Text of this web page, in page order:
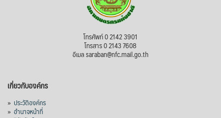
โทรศัพท์ 0 2142 3901
โทรสาร 0 2143 7608
อีเมล saraban@nfc.mail.go.th
เกี่ยวกับองค์กร
» ประวัติองค์กร
» อำนาจหน้าที่